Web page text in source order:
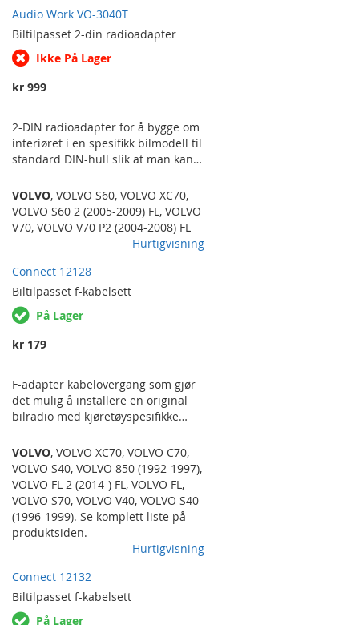
Audio Work VO-3040T
Biltilpasset 2-din radioadapter
Ikke På Lager
kr 999
2-DIN radioadapter for å bygge om
interiøret i en spesifikk bilmodell til
standard DIN-hull slik at man kan
ettermarkedsradio i samme
størrelse istedenfor den
originalmonterte radioen. Passer til
følgende bilmodeller: VOLVO S60
(R/H) ('04-'09), V70 (S/J/JV) ('04-07), XC
70 (S) ('04-'07). PASSER FOR
FACELIFT-MODELLER MED SVART
RADIO OG SØLVFARGET LIST RUNDT
RADIO/KLIMAPANEL. DENNE
KJENNER TIL SOM OGSÅ LAR EN
TASTATUR ELLER…
VOLVO, VOLVO S60, VOLVO XC70,
VOLVO S60 2 (2005-2009) FL, VOLVO
V70, VOLVO V70 P2 (2004-2008) FL
Hurtigvisning
Connect 12128
Biltilpasset f-kabelsett
På Lager
kr 179
F-adapter kabelovergang som gjør
det mulig å installere en original
bilradio med kjøretøyspesifikke
kontakt eller med mulighet for iso-
kontakt med egen overgang. Med
andre ord i så og si hvilken som
helst annen bil enn radioen er
tenkt til opprinnelig. Det er også
mulig å bruke F-adapteret til å
ettermontere handsfree-utstyr som
tilkoblinger i kjøretøy med
spesifikke tilkoblinger og samtidig
beholde den originale radioen.
VOLVO, VOLVO XC70, VOLVO C70,
VOLVO S40, VOLVO 850 (1992-1997),
VOLVO FL 2 (2014-) FL, VOLVO FL,
VOLVO S70, VOLVO V40, VOLVO S40
(1996-1999). Se komplett liste på
produktsiden.
Hurtigvisning
Connect 12132
Biltilpasset f-kabelsett
På Lager